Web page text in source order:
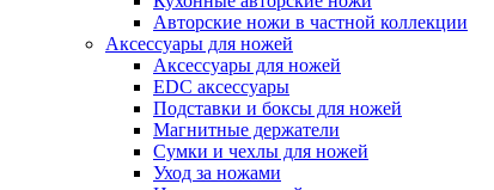
Авторские ножи в частной коллекции
Аксессуары для ножей
Аксессуары для ножей
EDC аксессуары
Подставки и боксы для ножей
Магнитные держатели
Сумки и чехлы для ножей
Уход за ножами